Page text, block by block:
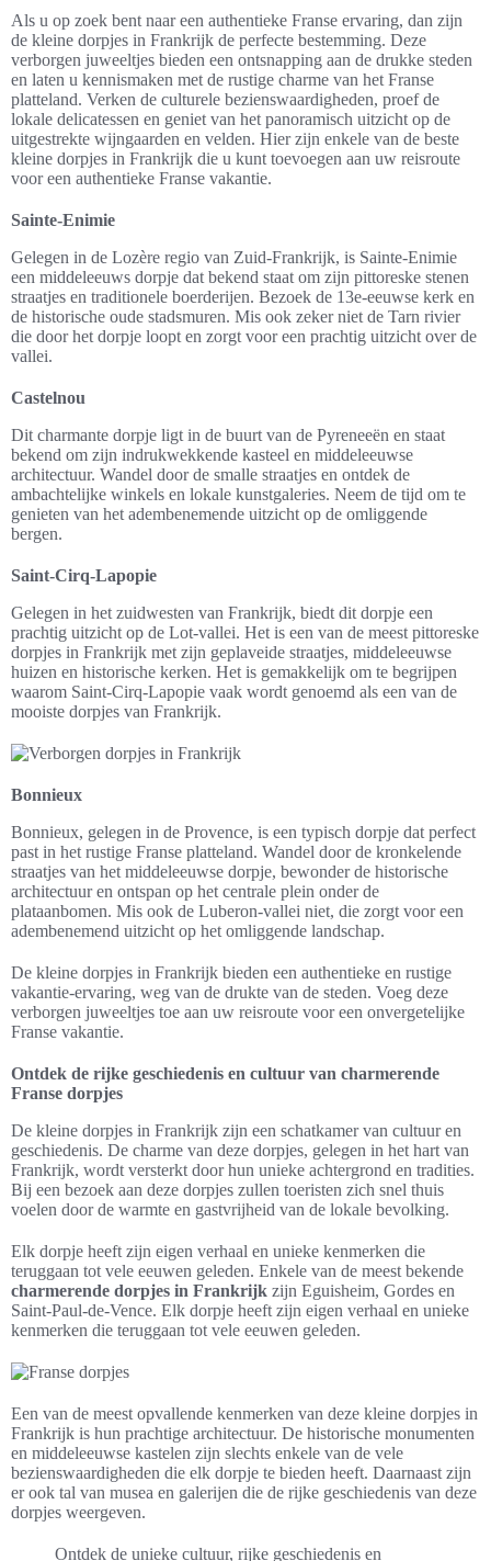
Als u op zoek bent naar een authentieke Franse ervaring, dan zijn
de kleine dorpjes in Frankrijk de perfecte bestemming. Deze
verborgen juweeltjes bieden een ontsnapping aan de drukke steden
en laten u kennismaken met de rustige charme van het Franse
platteland. Verken de culturele bezienswaardigheden, proef de
lokale delicatessen en geniet van het panoramisch uitzicht op de
uitgestrekte wijngaarden en velden. Hier zijn enkele van de beste
kleine dorpjes in Frankrijk die u kunt toevoegen aan uw reisroute
voor een authentieke Franse vakantie.
Sainte-Enimie
Gelegen in de Lozère regio van Zuid-Frankrijk, is Sainte-Enimie
een middeleeuws dorpje dat bekend staat om zijn pittoreske stenen
straatjes en traditionele boerderijen. Bezoek de 13e-eeuwse kerk en
de historische oude stadsmuren. Mis ook zeker niet de Tarn rivier
die door het dorpje loopt en zorgt voor een prachtig uitzicht over de
vallei.
Castelnou
Dit charmante dorpje ligt in de buurt van de Pyreneeën en staat
bekend om zijn indrukwekkende kasteel en middeleeuwse
architectuur. Wandel door de smalle straatjes en ontdek de
ambachtelijke winkels en lokale kunstgaleries. Neem de tijd om te
genieten van het adembenemende uitzicht op de omliggende
bergen.
Saint-Cirq-Lapopie
Gelegen in het zuidwesten van Frankrijk, biedt dit dorpje een
prachtig uitzicht op de Lot-vallei. Het is een van de meest pittoreske
dorpjes in Frankrijk met zijn geplaveide straatjes, middeleeuwse
huizen en historische kerken. Het is gemakkelijk om te begrijpen
waarom Saint-Cirq-Lapopie vaak wordt genoemd als een van de
mooiste dorpjes van Frankrijk.
Bonnieux
Bonnieux, gelegen in de Provence, is een typisch dorpje dat perfect
past in het rustige Franse platteland. Wandel door de kronkelende
straatjes van het middeleeuwse dorpje, bewonder de historische
architectuur en ontspan op het centrale plein onder de
plataanbomen. Mis ook de Luberon-vallei niet, die zorgt voor een
adembenemend uitzicht op het omliggende landschap.
De kleine dorpjes in Frankrijk bieden een authentieke en rustige
vakantie-ervaring, weg van de drukte van de steden. Voeg deze
verborgen juweeltjes toe aan uw reisroute voor een onvergetelijke
Franse vakantie.
Ontdek de rijke geschiedenis en cultuur van charmerende
Franse dorpjes
De kleine dorpjes in Frankrijk zijn een schatkamer van cultuur en
geschiedenis. De charme van deze dorpjes, gelegen in het hart van
Frankrijk, wordt versterkt door hun unieke achtergrond en tradities.
Bij een bezoek aan deze dorpjes zullen toeristen zich snel thuis
voelen door de warmte en gastvrijheid van de lokale bevolking.
Elk dorpje heeft zijn eigen verhaal en unieke kenmerken die
teruggaan tot vele eeuwen geleden. Enkele van de meest bekende
charmerende dorpjes in Frankrijk zijn Eguisheim, Gordes en
Saint-Paul-de-Vence. Elk dorpje heeft zijn eigen verhaal en unieke
kenmerken die teruggaan tot vele eeuwen geleden.
Een van de meest opvallende kenmerken van deze kleine dorpjes in
Frankrijk is hun prachtige architectuur. De historische monumenten
en middeleeuwse kastelen zijn slechts enkele van de vele
bezienswaardigheden die elk dorpje te bieden heeft. Daarnaast zijn
er ook tal van musea en galerijen die de rijke geschiedenis van deze
dorpjes weergeven.
Ontdek de unieke cultuur, rijke geschiedenis en